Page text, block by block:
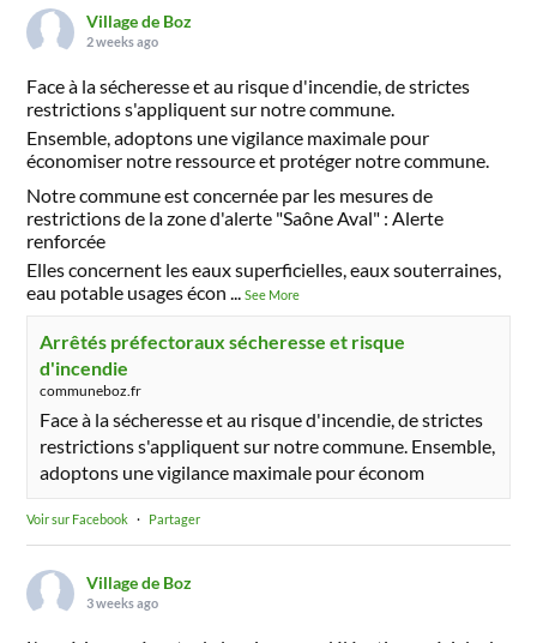
Village de Boz
2 weeks ago
Face à la sécheresse et au risque d'incendie, de strictes
restrictions s'appliquent sur notre commune.
Ensemble, adoptons une vigilance maximale pour
économiser notre ressource et protéger notre commune.
Notre commune est concernée par les mesures de
restrictions de la zone d'alerte "Saône Aval" : Alerte
renforcée
Elles concernent les eaux superficielles, eaux souterraines,
eau potable usages écon ...See More
Arrêtés préfectoraux sécheresse et risque
d'incendie
communeboz.fr
Face à la sécheresse et au risque d'incendie, de strictes
restrictions s'appliquent sur notre commune. Ensemble,
adoptons une vigilance maximale pour économ
Voir sur Facebook · Partager
Village de Boz
3 weeks ago